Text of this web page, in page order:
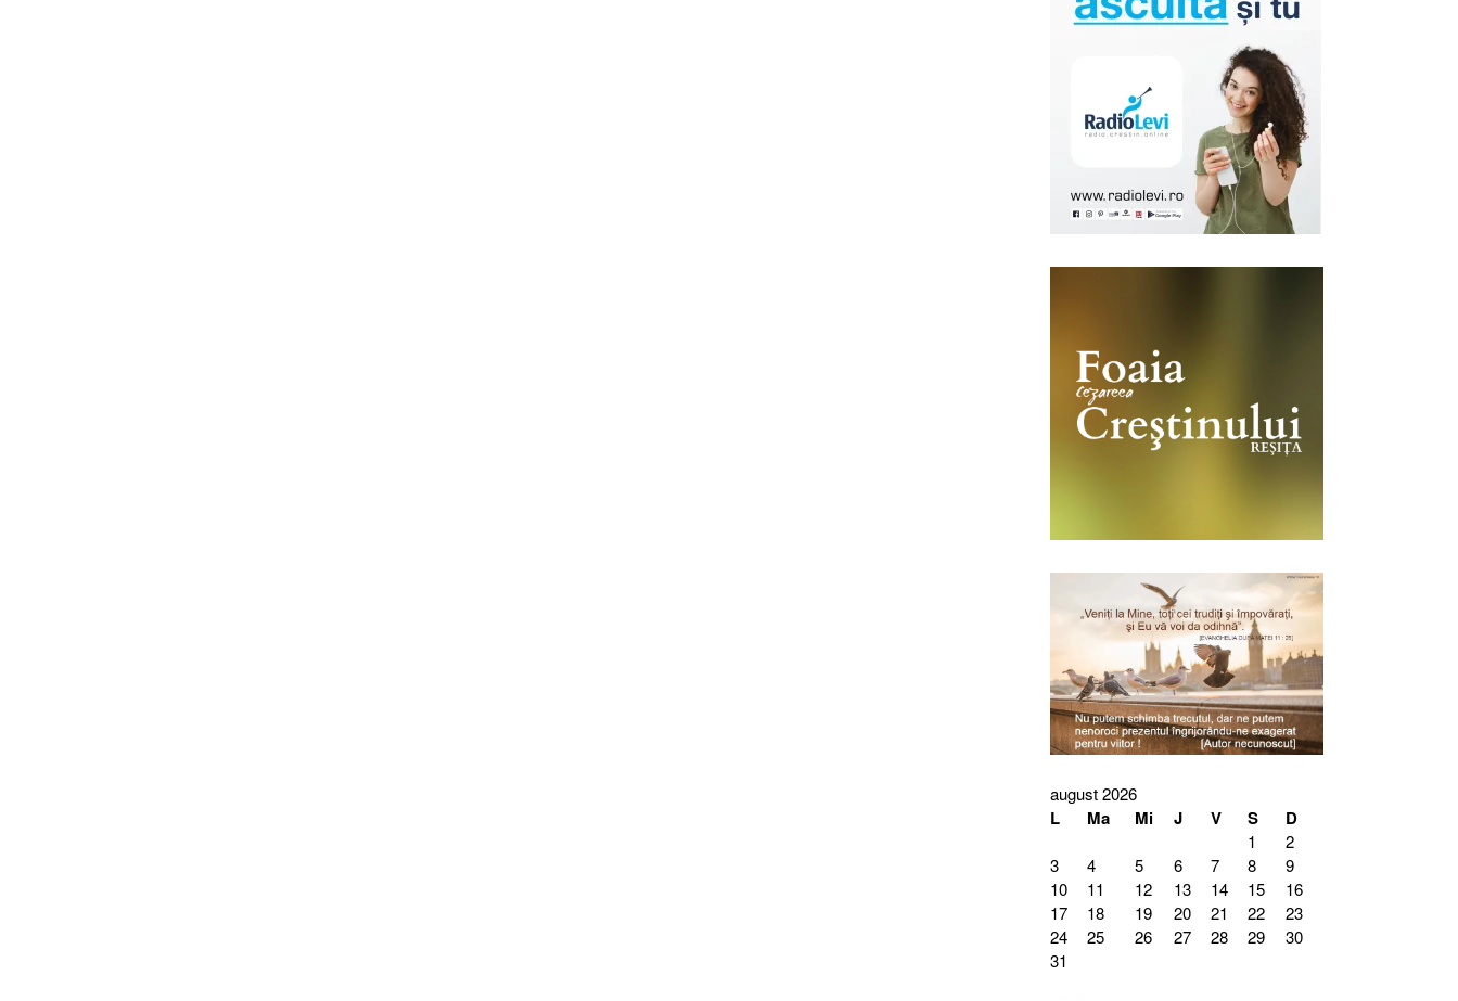
august 2026
L Ma Mi J V S D
1
2
3
4 5 6 7 8
9
10
11 12 13 14 15
16
17
18 19 20 21 22
23
24
25 26 27 28 29
30
31